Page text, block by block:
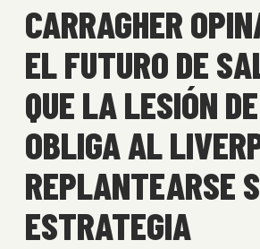
CARRAGHER
EL FUTURO DE
QUE LA LESIÓN
OBLIGA AL
REPLANTEARSE
ESTRATEGIA